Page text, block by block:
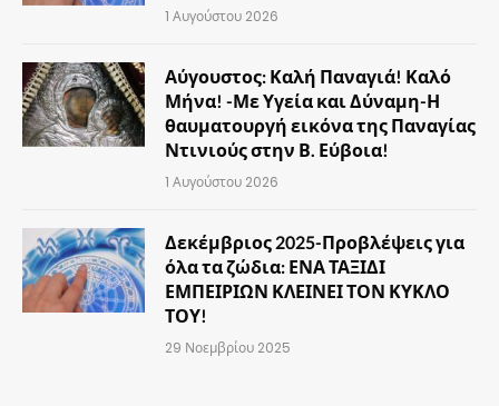
1 Αυγούστου 2026
Αύγουστος: Καλή Παναγιά! Καλό
Μήνα! -Με Υγεία και Δύναμη-Η
θαυματουργή εικόνα της Παναγίας
Ντινιούς στην Β. Εύβοια!
1 Αυγούστου 2026
Δεκέμβριος 2025-Προβλέψεις για
όλα τα ζώδια: ΕΝΑ ΤΑΞΙΔΙ
ΕΜΠΕΙΡΙΩΝ ΚΛΕΙΝΕΙ ΤΟΝ ΚΥΚΛΟ
ΤΟΥ!
29 Νοεμβρίου 2025